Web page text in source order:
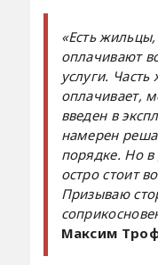
«Есть
оплачивают
услуги.
оплачивает,
введен в
намерен
порядке. Но
остро стоит
Призываю
Максим